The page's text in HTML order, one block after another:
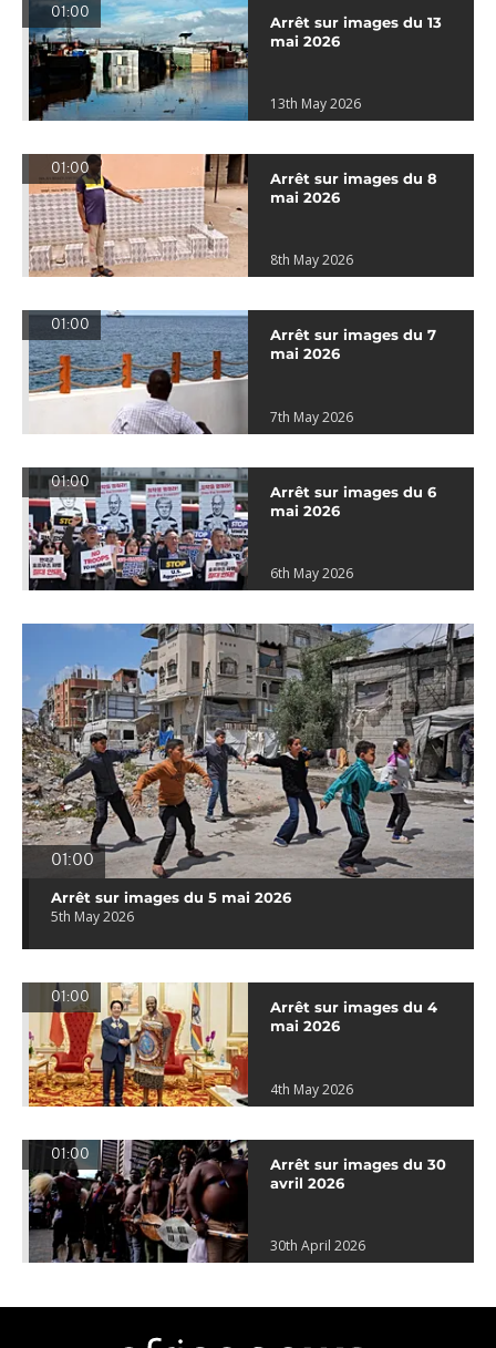
01:00
Arrêt sur images du 13
mai 2026
13th May 2026
01:00
Arrêt sur images du 8
mai 2026
8th May 2026
01:00
Arrêt sur images du 7
mai 2026
7th May 2026
01:00
Arrêt sur images du 6
mai 2026
6th May 2026
01:00
Arrêt sur images du 5 mai 2026
5th May 2026
01:00
Arrêt sur images du 4
mai 2026
4th May 2026
01:00
Arrêt sur images du 30
avril 2026
30th April 2026